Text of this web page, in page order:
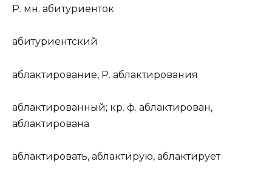
Р. мн. абитуриенток
абитуриентский
аблактирование, Р. аблактирования
аблактированный; кр. ф. аблактирован,
аблактирована
аблактировать, аблактирую, аблактирует